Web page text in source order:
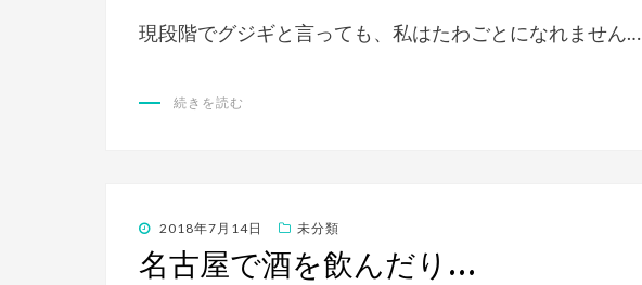
現段階でグジギと言っても、私はたわごとになれません…
続きを読む
投
稿
日:
2018年7月14日 未分類
名古屋で酒を飲んだり…